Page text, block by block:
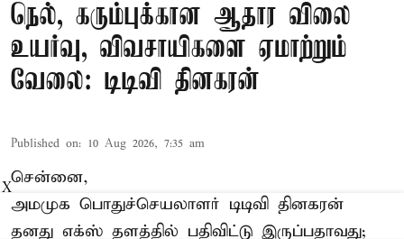
நெல், கரும்புக்கான ஆதார விலை
உயர்வு, விவசாயிகளை ஏமாற்றும்
வேலை: டிடிவி தினகரன்
Published on: 10 Aug 2026, 7:35 am
சென்னை,
அமமுக பொதுச்செயலாளர் டிடிவி தினகரன்
தனது எக்ஸ் தளத்தில் பதிவிட்டு இருப்பதாவது;
X